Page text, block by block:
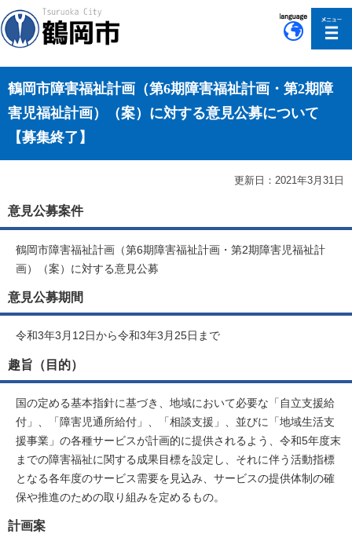
鶴岡市障害福祉計画（第6期障害福祉計画・第2期障
害児福祉計画）（案）に対する意見公募について
【募集終了】
更新日：2021年3月31日
意見公募案件
鶴岡市障害福祉計画（第6期障害福祉計画・第2期障害児福祉計
画）（案）に対する意見公募
意見公募期間
令和3年3月12日から令和3年3月25日まで
趣旨（目的）
国の定める基本指針に基づき、地域において必要な「自立支援給
付」、「障害児通所給付」、「相談支援」、並びに「地域生活支
援事業」の各種サービスが計画的に提供されるよう、令和5年度末
までの障害福祉に関する成果目標を設定し、それに伴う活動指標
となる各年度のサービス需要を見込み、サービスの提供体制の確
保や推進のための取り組みを定めるもの。
計画案